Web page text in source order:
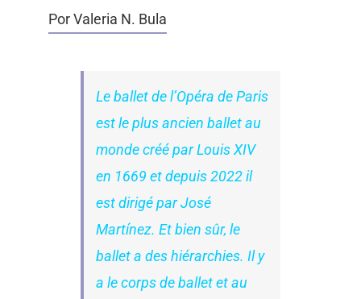
Por Valeria N. Bula
Le ballet de l’Opéra de Paris
est le plus ancien ballet au
monde créé par Louis XIV
en 1669 et depuis 2022 il
est dirigé par José
Martínez. Et bien sûr, le
ballet a des hiérarchies. Il y
a le corps de ballet et au